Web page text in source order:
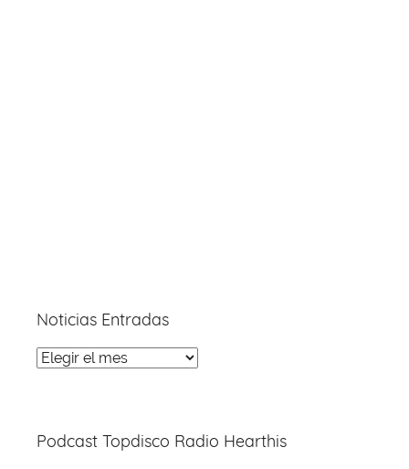
Noticias Entradas
Noticias
Podcast Topdisco Radio Hearthis